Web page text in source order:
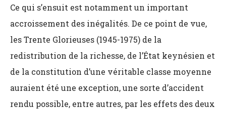
Ce qui s’ensuit est notamment un important
accroissement des inégalités. De ce point de vue,
les Trente Glorieuses (1945-1975) de la
redistribution de la richesse, de l’État keynésien et
de la constitution d’une véritable classe moyenne
auraient été une exception, une sorte d’accident
rendu possible, entre autres, par les effets des deux